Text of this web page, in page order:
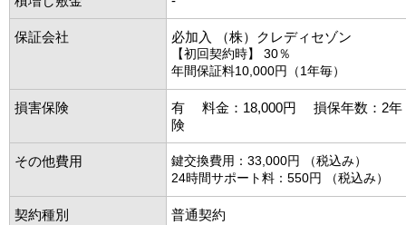
保証会社 必加入 （株）クレディセゾン
【初回契約時】 30％
年間保証料10,000円（1年毎）
損害保険
有 料金：18,000円 損保年数：2
険
その他費用
鍵交換費用：33,000円 （税込み）
24時間サポート料：550円 （税込み）
契約種別 普通契約